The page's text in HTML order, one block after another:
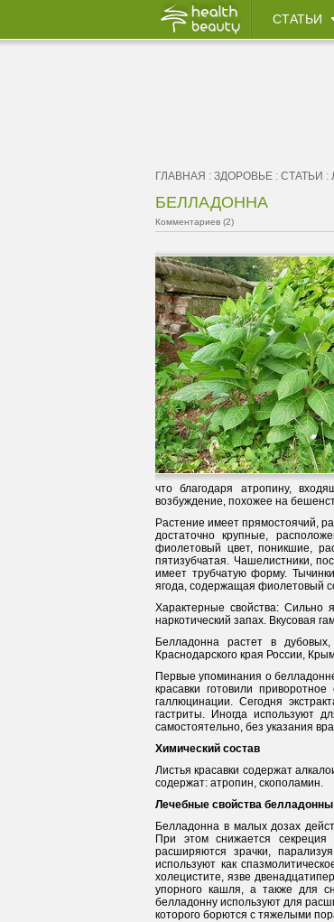
СТАТЬИ
ГЛАВНАЯ : ЗДОРОВЬЕ : СТАТЬИ :
БЕЛЛАДОННА
Комментариев (2)
что благодаря атропину,
возбуждение, похожее на
Растение имеет прямостоячий,
достаточно крупные,
фиолетовый цвет, поникшие,
пятизубчатая. Чашелистники,
имеет трубчатую форму.
ягода, содержащая фиолетовый
Характерные свойства: Сильно
наркотический запах. Вкусовая
Белладонна растет в
Краснодарского края России,
Первые упоминания о
красавки готовили
галлюцинации. Сегодня
гастриты. Иногда используют
самостоятельно, без указания
Химический состав
Листья красавки содержат
содержат: атропин, скополамин.
Лечебные свойства белладонны
Белладонна в малых дозах
При этом снижается секреция
расширяются зрачки,
используют как
холецистите, язве
упорного кашля, а также для
белладонну используют для
которого борются с тяжелыми